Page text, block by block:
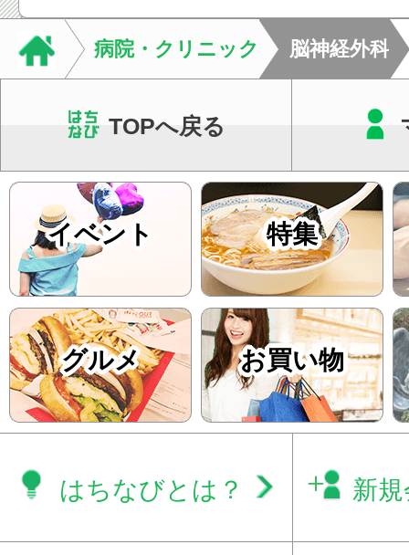
病院・クリニック 脳神経外科
TOPへ戻る
イベント 特集
グルメ お買い物
はちなびとは？ 新